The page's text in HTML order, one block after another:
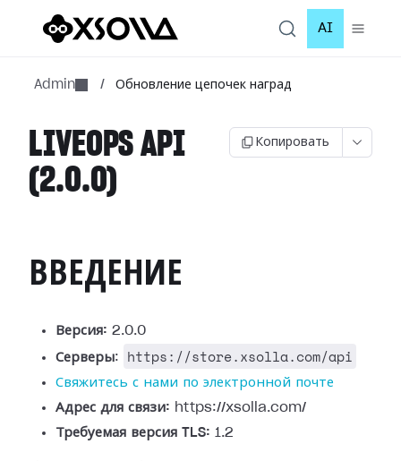
AI
Admin / Обновление цепочек наград
LIVEOPS API
(2.0.0)
Копировать
ВВЕДЕНИЕ
Версия: 2.0.0
Серверы: https://store.xsolla.com/api
Свяжитесь с нами по электронной почте
Адрес для связи: https://xsolla.com/
Требуемая версия TLS: 1.2